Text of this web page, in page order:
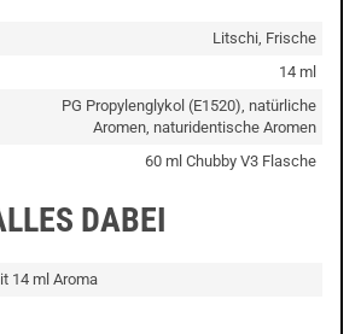
Litschi, Frische
14 ml
PG Propylenglykol (E1520), natürliche
Aromen, naturidentische Aromen
60 ml Chubby V3 Flasche
DABEI
14 ml Aroma